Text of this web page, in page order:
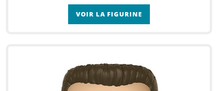
VOIR LA FIGURINE